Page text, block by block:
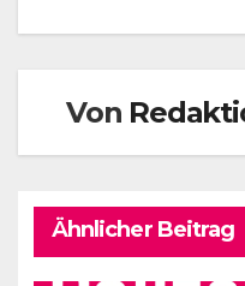
Von
Ähnlicher Beitrag